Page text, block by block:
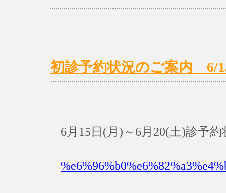
初診予約状況のご案内 6/
6月15日(月)～6月20(土)診予